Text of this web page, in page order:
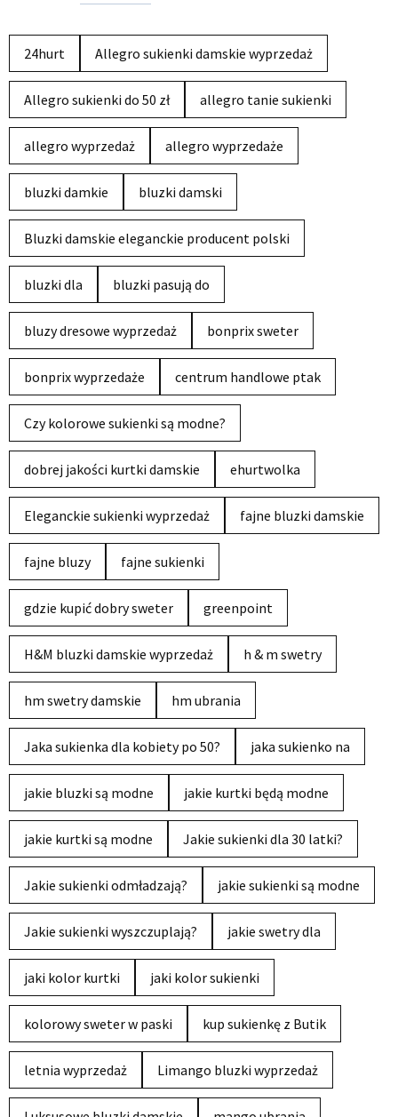
24hurt Allegro sukienki damskie wyprzedaż
Allegro sukienki do 50 zł allegro tanie sukienki
allegro wyprzedaż allegro wyprzedaże
bluzki damkie bluzki damski
Bluzki damskie eleganckie producent polski
bluzki dla bluzki pasują do
bluzy dresowe wyprzedaż bonprix sweter
bonprix wyprzedaże centrum handlowe ptak
Czy kolorowe sukienki są modne?
dobrej jakości kurtki damskie ehurtwolka
Eleganckie sukienki wyprzedaż fajne bluzki damskie
fajne bluzy fajne sukienki
gdzie kupić dobry sweter greenpoint
H&M bluzki damskie wyprzedaż h & m swetry
hm swetry damskie hm ubrania
Jaka sukienka dla kobiety po 50? jaka sukienko na
jakie bluzki są modne jakie kurtki będą modne
jakie kurtki są modne Jakie sukienki dla 30 latki?
Jakie sukienki odmładzają? jakie sukienki są modne
Jakie sukienki wyszczuplają? jakie swetry dla
jaki kolor kurtki jaki kolor sukienki
kolorowy sweter w paski kup sukienkę z Butik
letnia wyprzedaż Limango bluzki wyprzedaż